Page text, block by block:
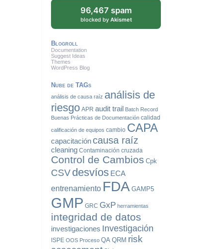
96,467 spam
blocked by Akismet
Blogroll
Documentation
Suggest Ideas
Themes
WordPress Blog
Nube de TAGs
análisis de causa raíz análisis de
riesgo APR audit trail Batch Record
Buenas Prácticas de Documentación calidad
calificación de equipos cambio CAPA
capacitacióncausa raíz
cleaning Contaminación cruzada
Control de Cambios Cpk
CSVdesvíos ECA
entrenamiento FDA GAMP5
GMP GRC GxP herramientas
integridad de datos
investigaciones Investigación
ISPE OOS Proceso QA QRM risk